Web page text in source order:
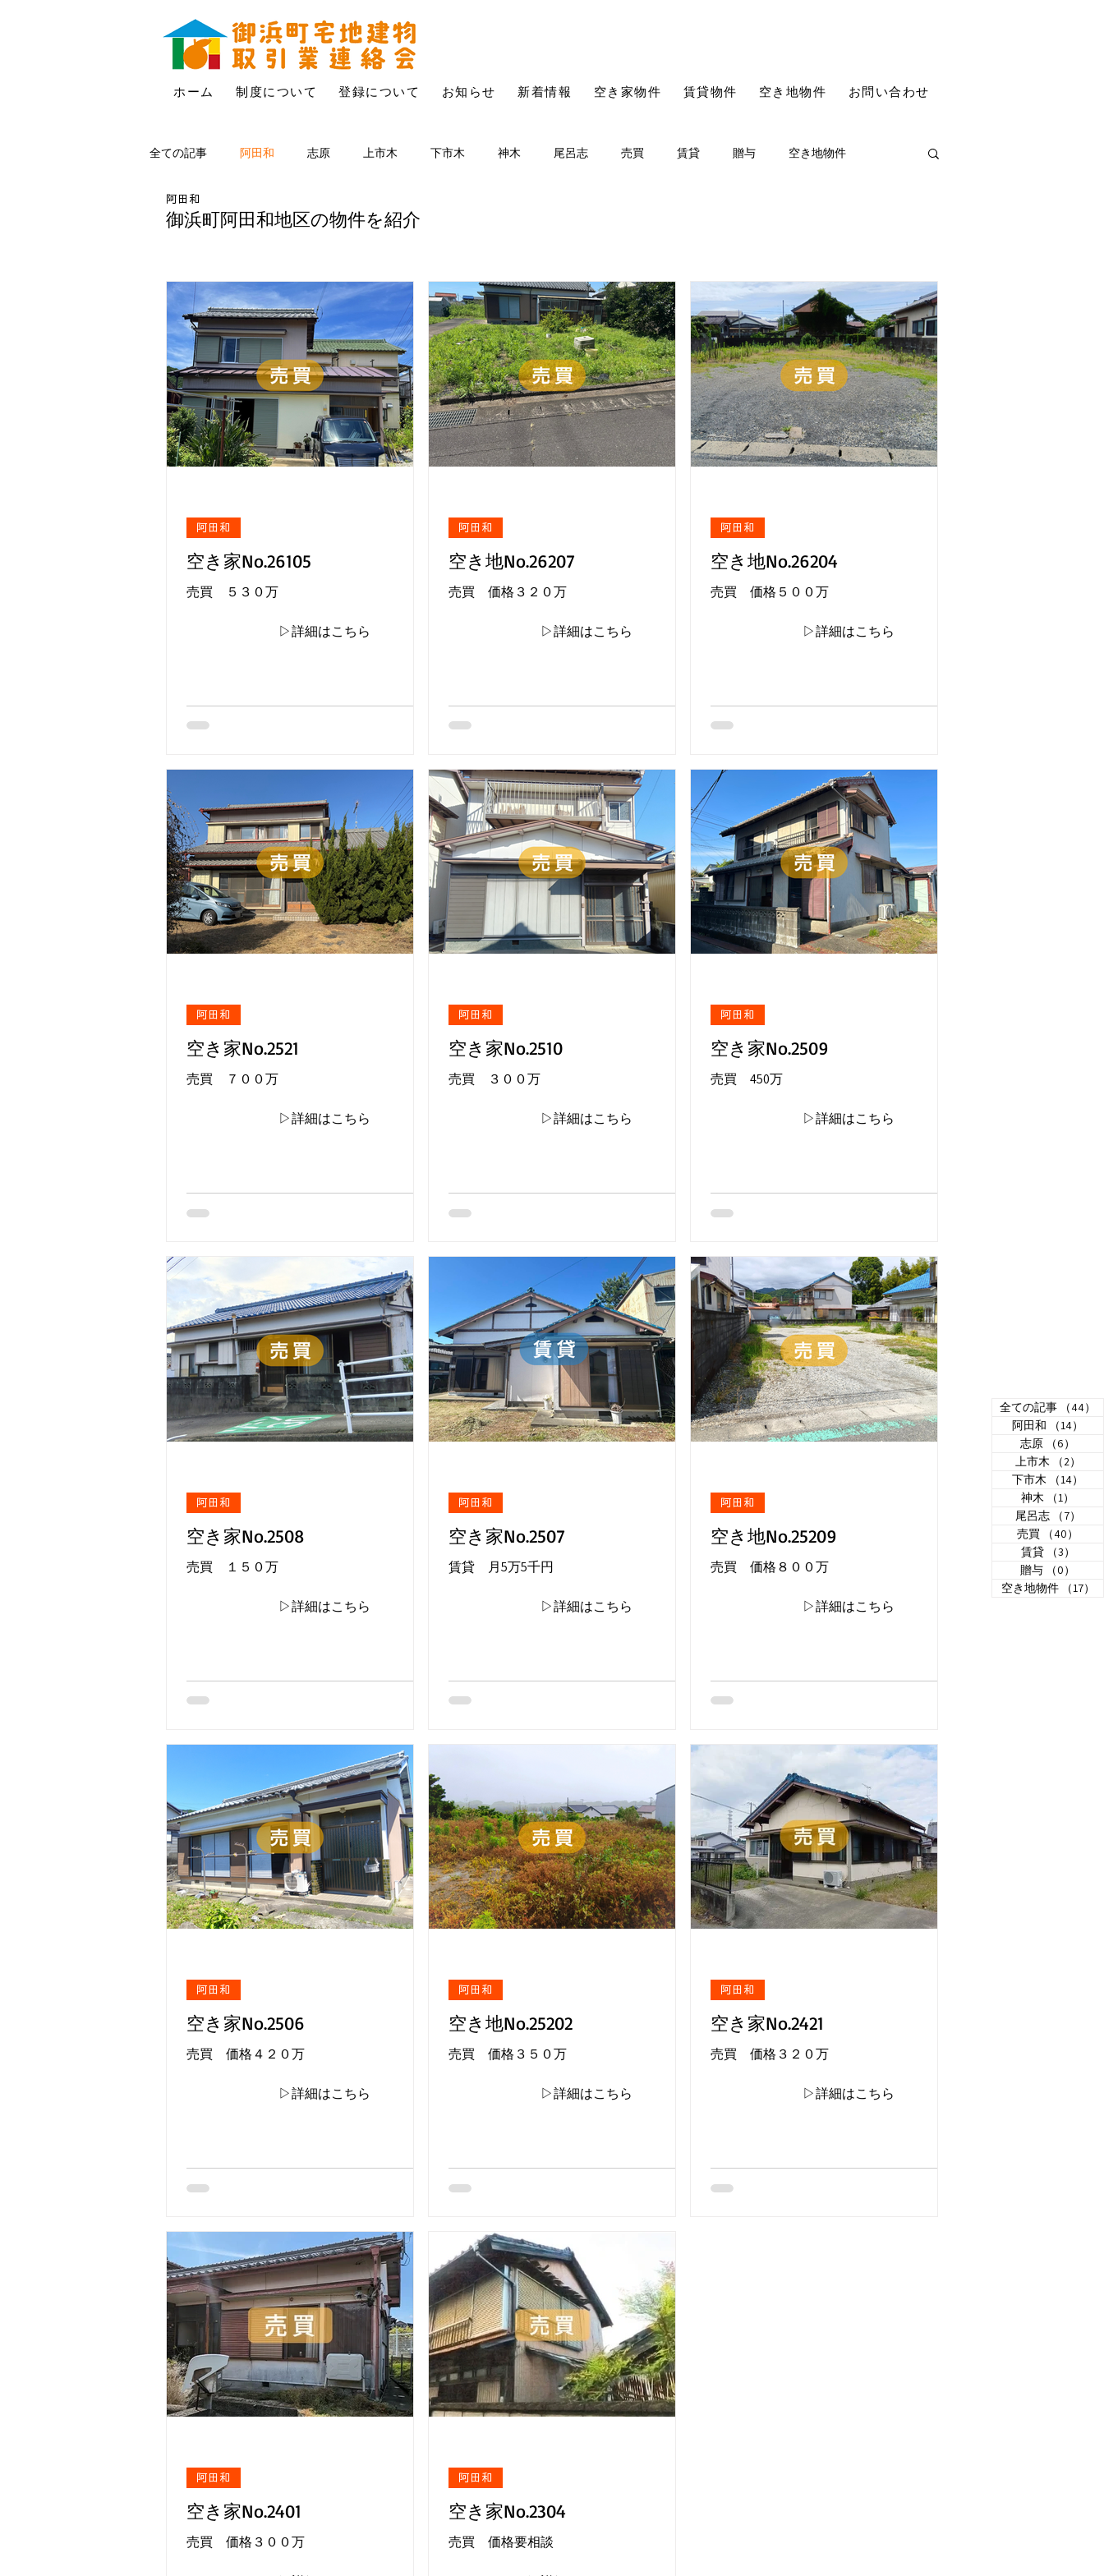
ホーム 制度について 登録について お知らせ 新着情報 空き家物件 賃貸物件 空き地物件 お問い合わせ
全ての記事 （44）
阿田和
（14）
志原
（6）
上市木
（2）
下市木
（14）
神木
（1）
尾呂志
（7）
売買
（40）
賃貸
（3）
贈与
（0）
空き地物件
（17）
全ての記事 阿田和 志原 上市木 下市木 神木 尾呂志 売買 賃貸 贈与 空き地物件
阿田和
御浜町阿田和地区の物件を紹介
空き家No.26105
売買 ５３０万
▷詳細はこちら
阿田和
空き地No.26207
売買 価格３２０万
▷詳細はこちら
阿田和
空き地No.26204
売買 価格５００万
▷詳細はこちら
阿田和
空き家No.2521
売買 ７００万
▷詳細はこちら
阿田和
空き家No.2510
売買 ３００万
▷詳細はこちら
阿田和
空き家No.2509
売買 450万
▷詳細はこちら
阿田和
空き家No.2508
売買 １５０万
▷詳細はこちら
阿田和
空き家No.2507
賃貸 月5万5千円
▷詳細はこちら
阿田和
空き地No.25209
売買 価格８００万
▷詳細はこちら
阿田和
空き家No.2506
売買 価格４２０万
▷詳細はこちら
阿田和
空き地No.25202
売買 価格３５０万
▷詳細はこちら
阿田和
空き家No.2421
売買 価格３２０万
▷詳細はこちら
阿田和
空き家No.2401
売買 価格３００万
阿田和
空き家No.2304
売買 価格要相談
阿田和